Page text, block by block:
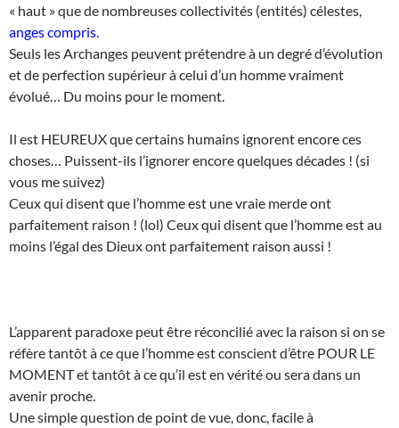
« haut » que de nombreuses collectivités (entités) célestes,
anges compris.
Seuls les Archanges peuvent prétendre à un degré d’évolution
et de perfection supérieur à celui d’un homme vraiment
évolué… Du moins pour le moment.
Il est HEUREUX que certains humains ignorent encore ces
choses… Puissent-ils l’ignorer encore quelques décades ! (si
vous me suivez)
Ceux qui disent que l’homme est une vraie merde ont
parfaitement raison ! (lol) Ceux qui disent que l’homme est au
moins l’égal des Dieux ont parfaitement raison aussi !
L’apparent paradoxe peut être réconcilié avec la raison si on se
réfère tantôt à ce que l’homme est conscient d’être POUR LE
MOMENT et tantôt à ce qu’il est en vérité ou sera dans un
avenir proche.
Une simple question de point de vue, donc, facile à